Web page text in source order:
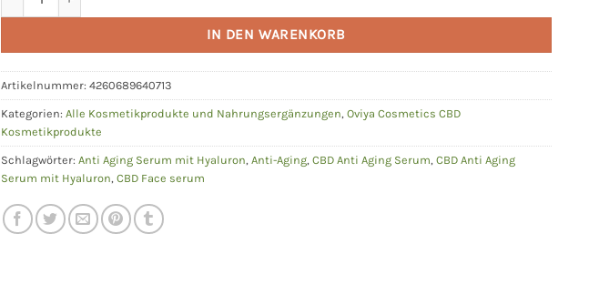
IN DEN WARENKORB
Artikelnummer: 4260689640713
Kategorien: Alle Kosmetikprodukte und Nahrungsergänzungen, Oviya Cosmetics CBD
Kosmetikprodukte
Schlagwörter: Anti Aging Serum mit Hyaluron, Anti-Aging, CBD Anti Aging Serum, CBD Anti Aging
Serum mit Hyaluron, CBD Face serum